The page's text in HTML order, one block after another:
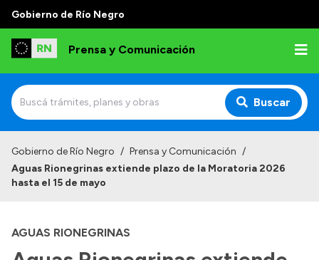
Gobierno de Río Negro
Prensa y Comunicación
Buscar
Institucional
Referentes de prensa
Archivo de noticias
Gobierno de Río Negro / Prensa y Comunicación /
Aguas Rionegrinas extiende plazo de la Moratoria 2026
hasta el 15 de mayo
AGUAS RIONEGRINAS